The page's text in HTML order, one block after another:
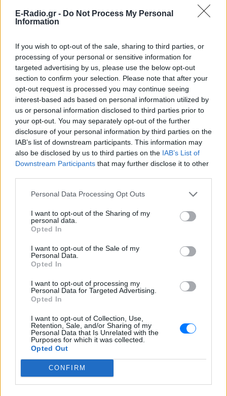
E-Radio.gr - Do Not Process My Personal
Information
If you wish to opt-out of the sale, sharing to third parties, or
processing of your personal or sensitive information for
targeted advertising by us, please use the below opt-out
section to confirm your selection. Please note that after your
opt-out request is processed you may continue seeing
interest-based ads based on personal information utilized by
us or personal information disclosed to third parties prior to
your opt-out. You may separately opt-out of the further
disclosure of your personal information by third parties on the
IAB’s list of downstream participants. This information may
also be disclosed by us to third parties on the IAB’s List of
Downstream Participants that may further disclose it to other
Personal Data Processing Opt Outs
I want to opt-out of the Sharing of my
personal data.
Opted In
I want to opt-out of the Sale of my
Personal Data.
Opted In
I want to opt-out of processing my
Personal Data for Targeted Advertising.
Opted In
I want to opt-out of Collection, Use,
Retention, Sale, and/or Sharing of my
Personal Data that Is Unrelated with the
Purposes for which it was collected.
Opted Out
CONFIRM
ΔΕΙΤΕ ΕΠΙΣΗΣ
ΣΤΗΝ ΙΔΙΑ ΚΑΤΗΓΟΡΙΑ
Ατύχημα για τον Ιβάν Σβιτάιλο
στην Κέρκυρα: «Θα σηκωθώ πιο
δυνατός»
ΣΉΜΕΡΑ
θάρρους
Ένας κάτοχος εισιτηρίου
διαρκείας είναι μόλις 2 μηνών
Οπαδός από κούνια κυριολεκτικά στον
ΟΦΗ
Διακοπές στη Μύκονο για τη
φωτογραφίες με μαγιό στην
παραλία
ΣΉΜΕΡΑ